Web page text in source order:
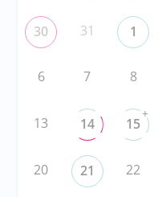
30 31 1
6 7 8
13 14 15
+
20 21 22